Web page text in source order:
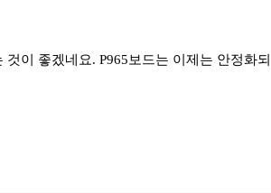
것이 좋겠네요. P965보드는 이제는 안정